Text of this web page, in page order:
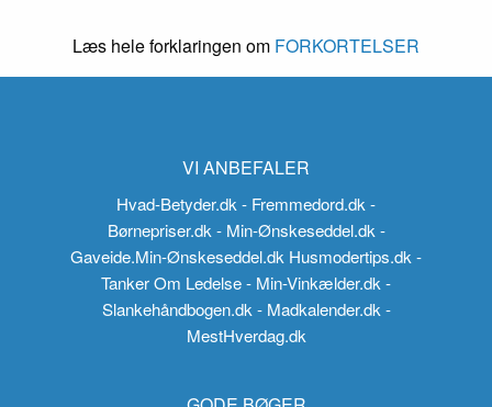
Læs hele forklaringen om FORKORTELSER
VI ANBEFALER
Hvad-Betyder.dk- Fremmedord.dk-
Børnepriser.dk - Min-Ønskeseddel.dk -
Gaveide.Min-Ønskeseddel.dk Husmodertips.dk-
Tanker Om Ledelse- Min-Vinkælder.dk-
Slankehåndbogen.dk - Madkalender.dk -
MestHverdag.dk